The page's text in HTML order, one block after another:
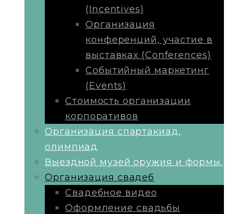
(Incentives)
Организация
конференций, участие в
выставках (Conferences)
Событийный маркетинг
(Events)
Стоимость организации
корпоративов
Организация спартакиад,
олимпиад
Выездной музей оружия и формы.
Организация свадеб
Свадебное видео
Оформление свадьбы